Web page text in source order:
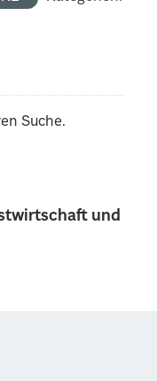
und
Suche.